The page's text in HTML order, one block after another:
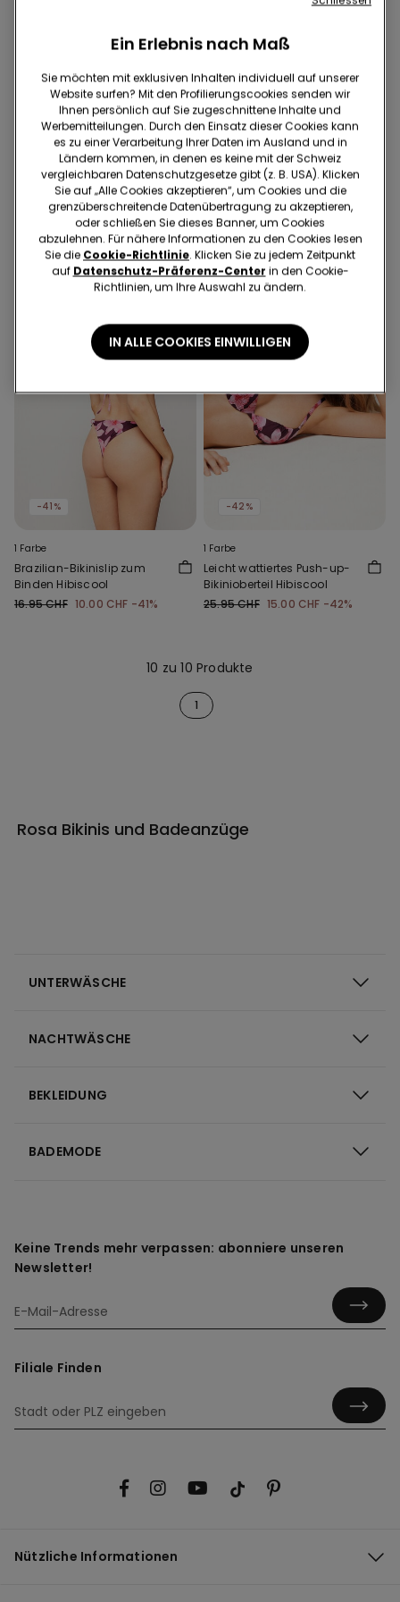
-41%
Brazilian-Bikinislip Sunny
16.95 CHF 10.00 CHF-41%
-42%
1 Farbe
Balconette-Bikinioberteil
Sunny Days
25.95 CHF 15.00 CHF-42%
-41%
1 Farbe
Brazilian-Bikinislip zum
Binden Hibiscool
16.95 CHF 10.00 CHF -41%
-42%
1 Farbe
Leicht wattiertes Push-up-
Bikinioberteil Hibiscool
25.95 CHF 15.00 CHF -42%
10 zu 10 Produkte
1
Rosa Bikinis und Badeanzüge
UNTERWÄSCHE
NACHTWÄSCHE
BEKLEIDUNG
BADEMODE
Keine Trends mehr verpassen: abonniere unseren
Newsletter!
Filiale Finden
Nützliche Informationen
Ein Erlebnis nach Maß
Sie möchten mit exklusiven Inhalten individuell auf unserer
Website surfen? Mit den Profilierungscookies senden wir
Ihnen persönlich auf Sie zugeschnittene Inhalte und
Werbemitteilungen. Durch den Einsatz dieser Cookies kann
es zu einer Verarbeitung Ihrer Daten im Ausland und in
Ländern kommen, in denen es keine mit der Schweiz
vergleichbaren Datenschutzgesetze gibt (z. B. USA). Klicken
Sie auf „Alle Cookies akzeptieren“, um Cookies und die
grenzüberschreitende Datenübertragung zu akzeptieren,
oder schließen Sie dieses Banner, um Cookies
abzulehnen. Für nähere Informationen zu den Cookies lesen
Sie die Cookie-Richtlinie. Klicken Sie zu jedem Zeitpunkt
auf Datenschutz-Präferenz-Center in den Cookie-
Richtlinien, um Ihre Auswahl zu ändern.
IN ALLE COOKIES EINWILLIGEN